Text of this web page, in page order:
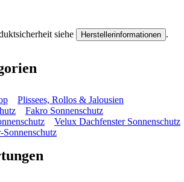
siehe Herstellerinformationen .
Plissees, Rollos & Jalousien
Fakro Sonnenschutz
Velux Dachfenster Sonnenschutz